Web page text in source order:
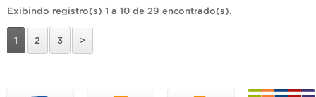
Exibindo registro(s) 1 a 10 de 29 encontrado(s).
1 2 3 >